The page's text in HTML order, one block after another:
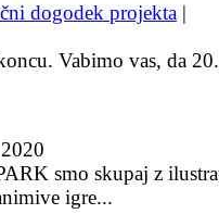
dogodek projekta |
Vabimo vas, da
smo skupaj z
igre...